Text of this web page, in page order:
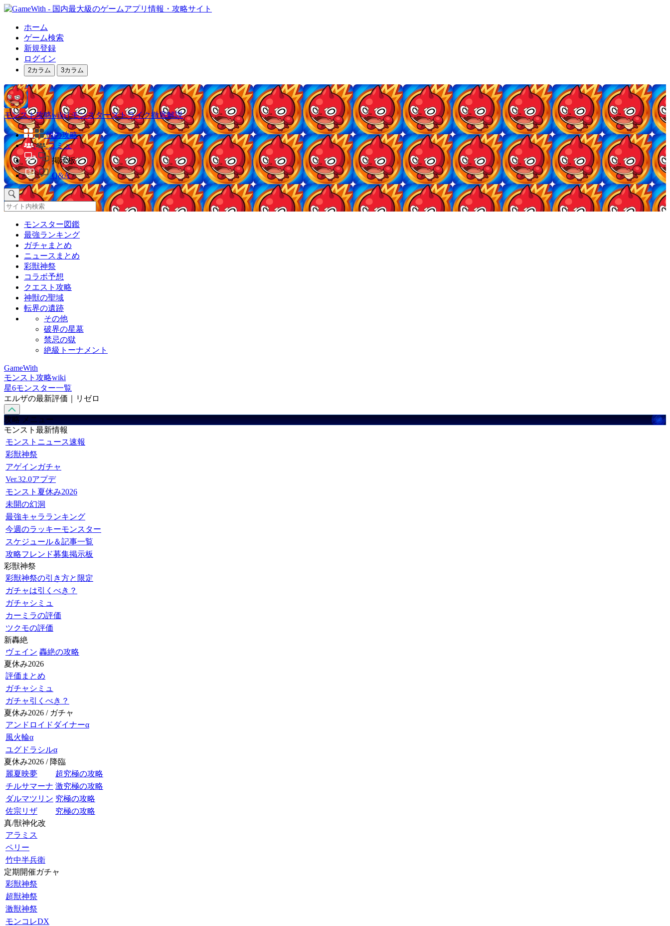
ホーム
ゲーム検索
新規登録
ログイン
2カラム 3カラム
モンスト攻略wiki | モンスターストライク徹底解説
他の攻略
コミュ
掲示板
Q&A
モンスター図鑑
最強ランキング
ガチャまとめ
ニュースまとめ
彩獣神祭
コラボ予想
クエスト攻略
神獣の聖域
転界の遺跡
その他
破界の星墓
禁忌の獄
絶級トーナメント
GameWith
モンスト攻略wiki
星6モンスター一覧
エルザの最新評価｜リゼロ
攻略 メニュー
モンスト最新情報
モンストニュース速報
彩獣神祭
アゲインガチャ
Ver.32.0アプデ
モンスト夏休み2026
未開の幻洞
最強キャラランキング
今週のラッキーモンスター
スケジュール＆記事一覧
攻略フレンド募集掲示板
彩獣神祭
彩獣神祭の引き方と限定
ガチャは引くべき？
ガチャシミュ
カーミラの評価
ツクモの評価
新轟絶
ヴェイン 轟絶の攻略
夏休み2026
評価まとめ
ガチャシミュ
ガチャ引くべき？
夏休み2026 / ガチャ
アンドロイドダイナーα
風火輪α
ユグドラシルα
夏休み2026 / 降臨
麗夏映夢
超究極の攻略
チルサマーナ 激究極の攻略
ダルマツリン 究極の攻略
佐宗リザ
究極の攻略
真/獣神化改
アラミス
ペリー
竹中半兵衛
定期開催ガチャ
彩獣神祭
超獣神祭
激獣神祭
モンコレDX